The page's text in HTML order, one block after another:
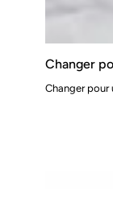
Changer
Changer pour